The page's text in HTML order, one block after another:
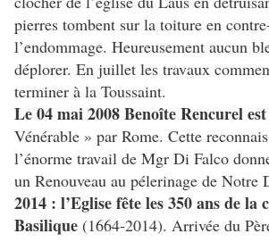
pierres tombent sur la toiture en
l’endommage. Heureusement aucun
déplorer. En juillet les travaux
terminer à la Toussaint.
Le 04 mai 2008 Benoîte Rencurel
Vénérable » par Rome. Cette
l’énorme travail de Mgr Di Falco
un Renouveau au pélerinage de Notre
2014 : l’Eglise fête les 350 ans de la
Basilique (1664-2014). Arrivée du